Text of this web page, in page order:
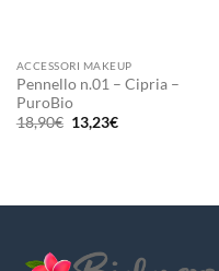
ACCESSORI MAKEUP
Pennello n.01 – Cipria –
PuroBio
18,90€ Il
prezzo
13,23€Il